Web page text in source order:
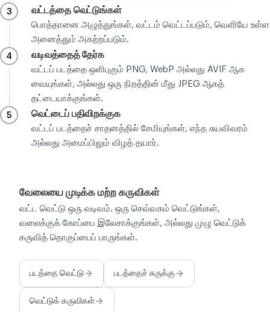
3 வட்டத்தை வெட்டுங்கள்
பொத்தானை அழுத்துங்கள், வட்டம் வெட்டப்படும், வெளியே உள்ள
அனைத்தும் அகற்றப்படும்.
4 வடிவத்தைத் தேர்க
வட்டப் படத்தை ஒளிபுகும் PNG, WebP அல்லது AVIF ஆக
வையுங்கள், அல்லது ஒரு நிறத்தின் மீது JPEG ஆகத்
தட்டையாக்குங்கள்.
5 வெட்டைப் பதிவிறக்குக
வட்டப் படத்தைச் சாதனத்தில் சேமியுங்கள், எந்த சுயவிவரம்
அல்லது அமைப்பிலும் விழத் தயார்.
வேலையை முடிக்க மற்ற கருவிகள்
வட்ட வெட்டு ஒரு வடிவம். ஒரு செவ்வகம் வெட்டுங்கள்,
வலைக்குக் கோப்பை இலேசாக்குங்கள், அல்லது முழு வெட்டுக்
கருவித் தொகுப்பைப் பாருங்கள்.
படத்தை வெட்டு படத்தைச் சுருக்கு
வெட்டுக் கருவிகள்